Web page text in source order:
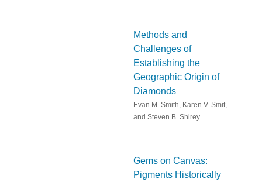
Methods and
Challenges of
Establishing the
Geographic Origin of
Diamonds
Evan M. Smith, Karen V. Smit,
and Steven B. Shirey
Gems on Canvas:
Pigments Historically